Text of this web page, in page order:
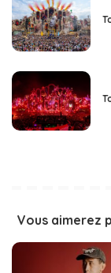
Vous aimerez